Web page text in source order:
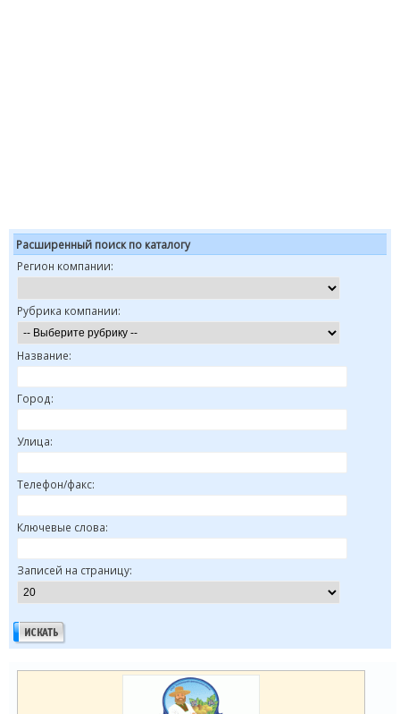
Расширенный поиск по каталогу
Регион компании:
Рубрика компании:
Название:
Город:
Улица:
Телефон/факс:
Ключевые слова:
Записей на страницу: